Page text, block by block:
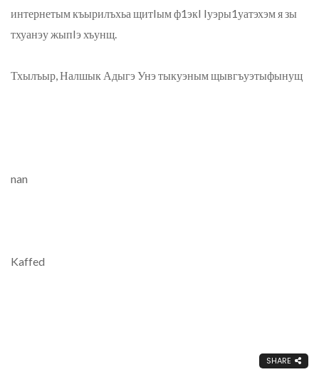
интернетым къырилъхьа щитIым ф1экI Iуэры1уатэхэм я зы
тхуанэу жыпIэ хъунщ.
Тхылъыр, Налшык Адыгэ Унэ тыкуэным щывгъуэтыфынущ
nan
Kaffed
SHARE